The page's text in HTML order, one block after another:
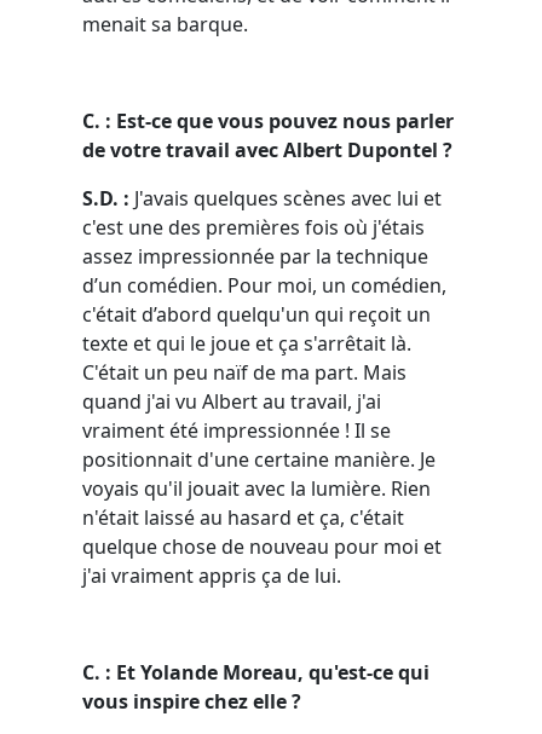
menait sa barque.
C. : Est-ce que vous pouvez nous parler
de votre travail avec Albert Dupontel ?
S.D. : J'avais quelques scènes avec lui et
c'est une des premières fois où j'étais
assez impressionnée par la technique
d’un comédien. Pour moi, un comédien,
c'était d’abord quelqu'un qui reçoit un
texte et qui le joue et ça s'arrêtait là.
C'était un peu naïf de ma part. Mais
quand j'ai vu Albert au travail, j'ai
vraiment été impressionnée ! Il se
positionnait d'une certaine manière. Je
voyais qu'il jouait avec la lumière. Rien
n'était laissé au hasard et ça, c'était
quelque chose de nouveau pour moi et
j'ai vraiment appris ça de lui.
C. : Et Yolande Moreau, qu'est-ce qui
vous inspire chez elle ?